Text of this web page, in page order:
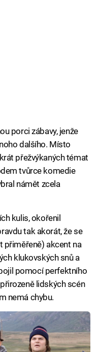
porci zábavy, jenže
dalšího. Místo
přežvýkaných témat
tvůrce komedie
námět zcela
kulis, okořenil
tak akorát, že se
přiměřeně) akcent na
klukovských snů a
pomocí perfektního
lidských scén
nemá chybu.